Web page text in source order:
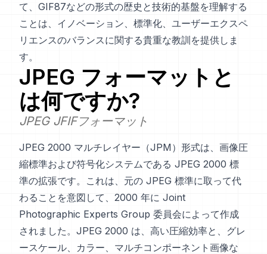
て、GIF87などの形式の歴史と技術的基盤を理解する
ことは、イノベーション、標準化、ユーザーエクスペ
リエンスのバランスに関する貴重な教訓を提供しま
す。
JPEG フォーマットと
は何ですか?
JPEG JFIFフォーマット
JPEG 2000 マルチレイヤー（JPM）形式は、画像圧
縮標準および符号化システムである JPEG 2000 標
準の拡張です。これは、元の JPEG 標準に取って代
わることを意図して、2000 年に Joint
Photographic Experts Group 委員会によって作成
されました。JPEG 2000 は、高い圧縮効率と、グレ
ースケール、カラー、マルチコンポーネント画像な